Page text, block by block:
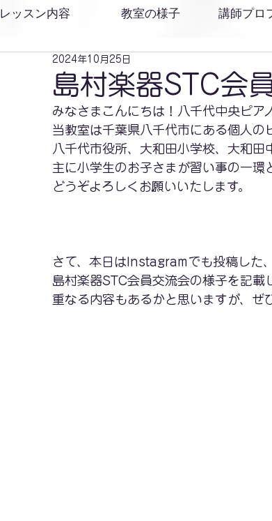
レッスン内容 教室の様子 講師プロ
島村楽器STC会
2024年10月25日
みなさまこんにちは！八千代中央ピア
当教室は千葉県八千代市にある個人の
八千代市役所、大和田小学校、大和田
主に小学生のお子さまが習い事の一環
どうぞよろしくお願いいたします。
さて、本日はInstagramでも投稿した、
島村楽器STC会員交流会の様子を記載
重なる内容もあるかと思いますが、ぜ